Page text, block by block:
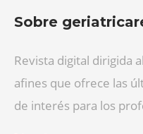
Sobre
Revista digital dirigida
afines que ofrece las
de interés para los